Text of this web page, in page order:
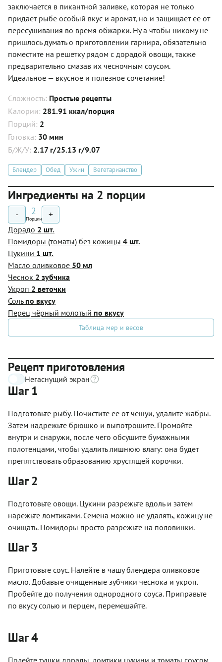
заключается в пикантной заливке, которая не только
придает рыбе особый вкус и аромат, но и защищает ее от
пересушивания во время обжарки. Ну а чтобы никому не
пришлось думать о приготовлении гарнира, обязательно
поместите на решетку рядом с дорадой овощи, также
предварительно смазав их чесночным соусом.
Идеальное — вкусное и полезное сочетание!
Сложность: Простые рецепты
Калории: 281.91 ккал/порция
Порций: 2
Готовка: 30 мин
Б/Ж/У: 2.17 г/25.13 г/9.07
Блендер Обед Ужин Вегетарианство
Ингредиенты на 2 порции
- 2
Порции +
Дорадо 2 шт.
Помидоры (томаты) без кожицы 4 шт.
Цукини 1 шт.
Масло оливковое 50 мл
Чеснок 2 зубчика
Укроп 2 веточки
Соль по вкусу
Перец чёрный молотый по вкусу
Таблица мер и весов
Рецепт приготовления
Негаснущий экран
Шаг 1
Подготовьте рыбу. Почистите ее от чешуи, удалите жабры.
Затем надрежьте брюшко и выпотрошите. Промойте
внутри и снаружи, после чего обсушите бумажными
полотенцами, чтобы удалить лишнюю влагу: она будет
препятствовать образованию хрустящей корочки.
Шаг 2
Подготовьте овощи. Цукини разрежьте вдоль и затем
нарежьте ломтиками. Семена можно не удалять, кожицу не
очищать. Помидоры просто разрежьте на половинки.
Шаг 3
Приготовьте соус. Налейте в чашу блендера оливковое
масло. Добавьте очищенные зубчики чеснока и укроп.
Пробейте до получения однородного соуса. Приправьте
по вкусу солью и перцем, перемешайте.
Шаг 4
Полейте тушки дорады, ломтики цукини и томаты соусом.